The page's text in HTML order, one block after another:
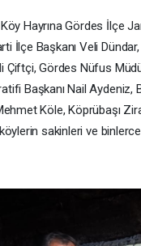
Hayrına Gördes İlçe
İlçe Başkanı Veli
Çiftçi, Gördes Nüfus
Başkanı Nail Aydeniz,
Köle, Köprübaşı
sakinleri ve binlerce